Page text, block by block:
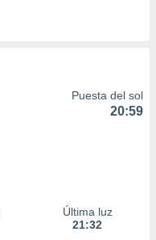
Puesta del sol
20:59
Última luz
21:32